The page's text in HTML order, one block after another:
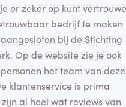
er zeker op kunt
bedrijf te maken
bij de Stichting
Op de website zie je ook
het team van deze
klantenservice is prima
al heel wat reviews van